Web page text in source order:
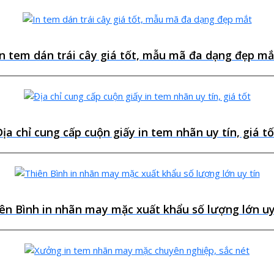
tem dán trái cây giá tốt, mẫu mã đa dạng đẹp
chỉ cung cấp cuộn giấy in tem nhãn uy tín, giá
Bình in nhãn may mặc xuất khẩu số lượng lớn